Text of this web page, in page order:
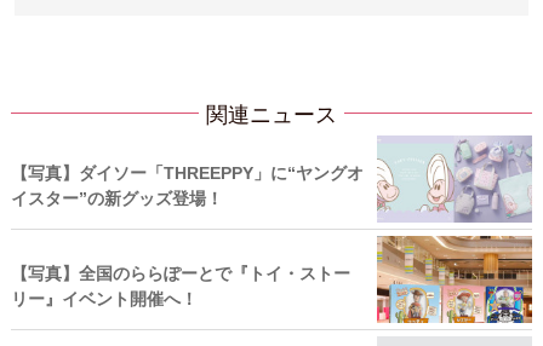
関連ニュース
【写真】ダイソー「THREEPPY」に“ヤングオ
イスター”の新グッズ登場！
【写真】全国のららぽーとで『トイ・ストー
リー』イベント開催へ！